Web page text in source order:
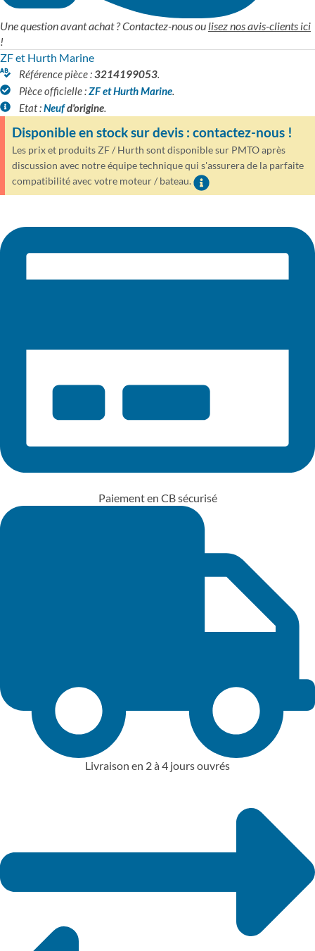
Une question avant achat ? Contactez-nous ou lisez nos avis-clients ici
!
ZF et Hurth Marine
Référence pièce :3214199053.
Pièce officielle :ZF et Hurth Marine.
Etat :Neufd'origine.
Disponible en stock sur devis : contactez-nous !
Les prix et produits ZF / Hurth sont disponible sur PMTO après
discussion avec notre équipe technique qui s'assurera de la parfaite
compatibilité avec votre moteur / bateau.
Paiement en CB sécurisé
Livraison en 2 à 4 jours ouvrés